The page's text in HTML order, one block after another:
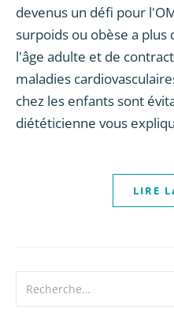
devenus un défi pour
surpoids ou obèse a plus
l'âge adulte et de
maladies
chez les enfants sont
diététicienne vous
LIRE